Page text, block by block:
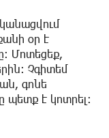
օր է
Մոտեցեք,
Չգիտեմ
գոնե
է կոտրել։